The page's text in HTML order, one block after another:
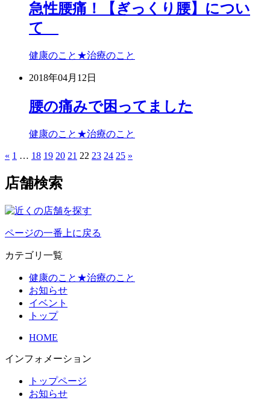
急性腰痛！【ぎっくり腰】につい
て
健康のこと★治療のこと
2018年04月12日
腰の痛みで困ってました
健康のこと★治療のこと
« 1 … 18 19 20 21 22 23 24 25 »
店舗検索
ページの一番上に戻る
カテゴリ一覧
健康のこと★治療のこと
お知らせ
イベント
トップ
HOME
インフォメーション
トップページ
お知らせ